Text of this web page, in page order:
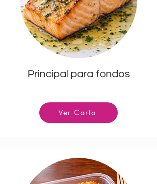
Principal para fondos
Ver Carta